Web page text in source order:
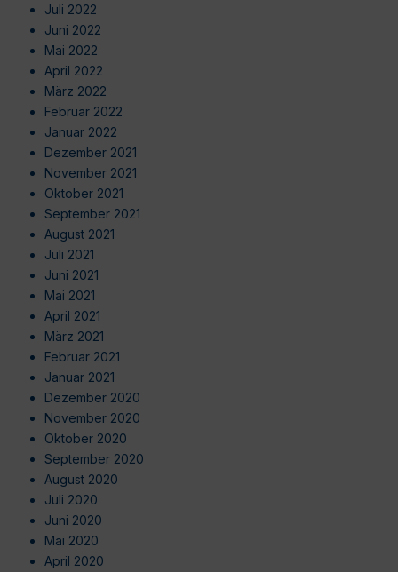
Juli 2022
Juni 2022
Mai 2022
April 2022
März 2022
Februar 2022
Januar 2022
Dezember 2021
November 2021
Oktober 2021
September 2021
August 2021
Juli 2021
Juni 2021
Mai 2021
April 2021
März 2021
Februar 2021
Januar 2021
Dezember 2020
November 2020
Oktober 2020
September 2020
August 2020
Juli 2020
Juni 2020
Mai 2020
April 2020